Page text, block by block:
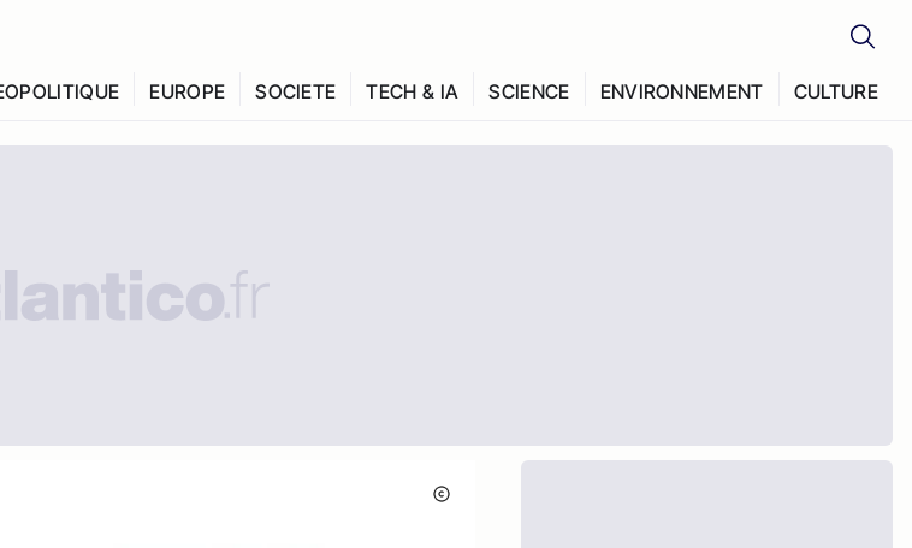
EUROPE SOCIETE TECH & IA SCIENCE ENVIRONNEMENT CULTURE